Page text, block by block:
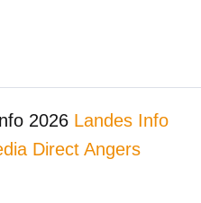
2026 Landes Info
Direct Angers